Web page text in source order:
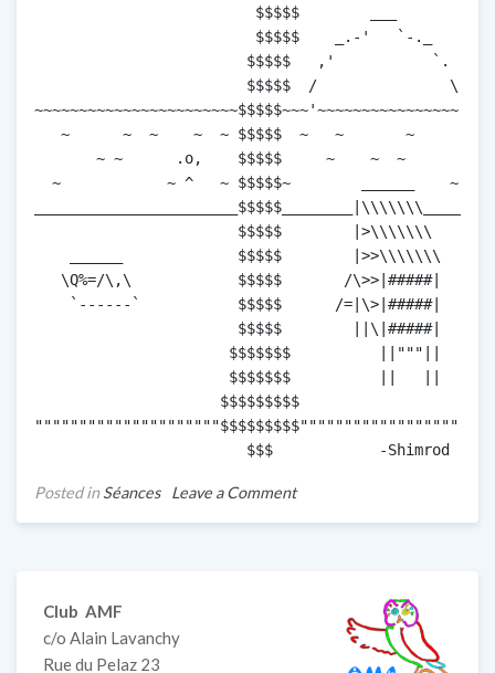
                         $$$$$        ___
                         $$$$$    _.-'   `-._
                        $$$$$   ,'           `.
                        $$$$$  /               \
~      ~  ~    ~  ~ $$$$$  ~   ~       ~
       ~ ~      .o,    $$$$$	 ~    ~  ~        ~
~            ~ ^   ~ $$$$$~        ______    ~
                       $$$$$        |>\\\\\\\
    ______             $$$$$        |>>\\\\\\\
   \Q%=/\,\            $$$$$       /\>>|#####|
    `------`           $$$$$      /=|\>|#####|
                       $$$$$        ||\|#####|
                      $$$$$$$          ||"""||
                      $$$$$$$          ||   ||
                     $$$$$$$$$
Posted inSéances Leave a Commenton
Club AMF
c/o Alain Lavanchy
Rue du Pelaz 23